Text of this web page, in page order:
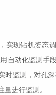
实现钻机姿态
自动化监测手
时监测，对孔
量进行监测。